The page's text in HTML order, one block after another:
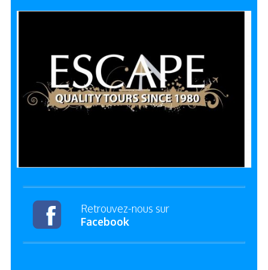
Retrouvez-nous sur
Facebook